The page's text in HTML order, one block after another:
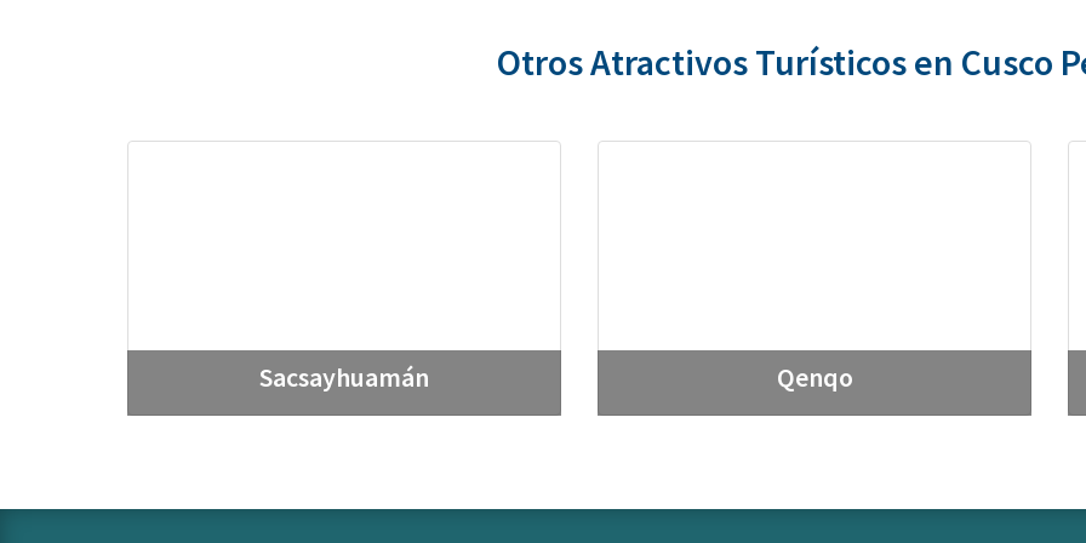
Otros Atractivos Turísticos en Cusco
Sacsayhuamán Qenqo